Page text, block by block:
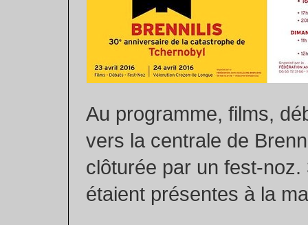
Au programme, films,
vers la centrale de
clôturée par un fest-
étaient présentes à la